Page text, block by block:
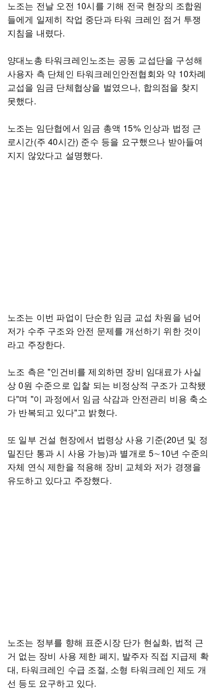
노조는 전날 오전 10시를 기해 전국 현장의 조합원
들에게 일제히 작업 중단과 타워 크레인 점거 투쟁
지침을 내렸다.
양대노총 타워크레인노조는 공동 교섭단을 구성해
사용자 측 단체인 타워크레인안전협회와 약 10차례
교섭을 임금 단체협상을 벌였으나, 합의점을 찾지
못했다.
노조는 임단협에서 임금 총액 15% 인상과 법정 근
로시간(주 40시간) 준수 등을 요구했으나 받아들여
지지 않았다고 설명했다.
노조는 이번 파업이 단순한 임금 교섭 차원을 넘어
저가 수주 구조와 안전 문제를 개선하기 위한 것이
라고 주장한다.
노조 측은 "인건비를 제외하면 장비 임대료가 사실
상 0원 수준으로 입찰 되는 비정상적 구조가 고착됐
다"며 "이 과정에서 임금 삭감과 안전관리 비용 축소
가 반복되고 있다"고 밝혔다.
또 일부 건설 현장에서 법령상 사용 기준(20년 및 정
밀진단 통과 시 사용 가능)과 별개로 5∼10년 수준의
자체 연식 제한을 적용해 장비 교체와 저가 경쟁을
유도하고 있다고 주장했다.
노조는 정부를 향해 표준시장 단가 현실화, 법적 근
거 없는 장비 사용 제한 폐지, 발주자 직접 지급제 확
대, 타워크레인 수급 조절, 소형 타워크레인 제도 개
선 등도 요구하고 있다.